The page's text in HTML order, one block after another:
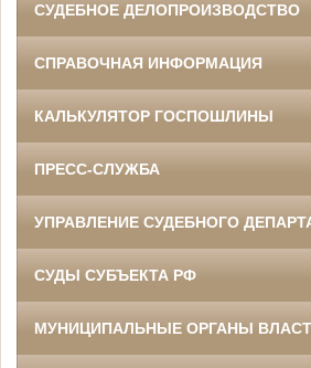
СУДЕБНОЕ ДЕЛОПРОИЗВОДСТВО
СПРАВОЧНАЯ ИНФОРМАЦИЯ
КАЛЬКУЛЯТОР ГОСПОШЛИНЫ
ПРЕСС-СЛУЖБА
УПРАВЛЕНИЕ СУДЕБНОГО
СУДЫ СУБЪЕКТА РФ
МУНИЦИПАЛЬНЫЕ ОРГАНЫ